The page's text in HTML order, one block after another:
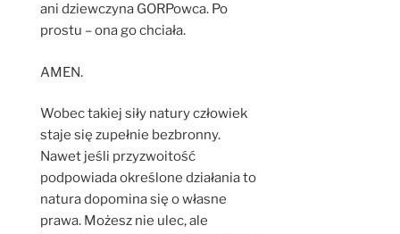
ani dziewczyna GORPowca. Po
prostu – ona go chciała.
AMEN.
Wobec takiej siły natury człowiek
staje się zupełnie bezbronny.
Nawet jeśli przyzwoitość
podpowiada określone działania to
natura dopomina się o własne
prawa. Możesz nie ulec, ale